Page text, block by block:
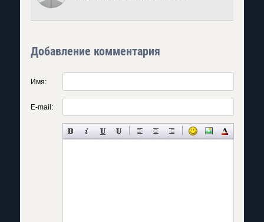
Добавление комментария
Имя:
E-mail: